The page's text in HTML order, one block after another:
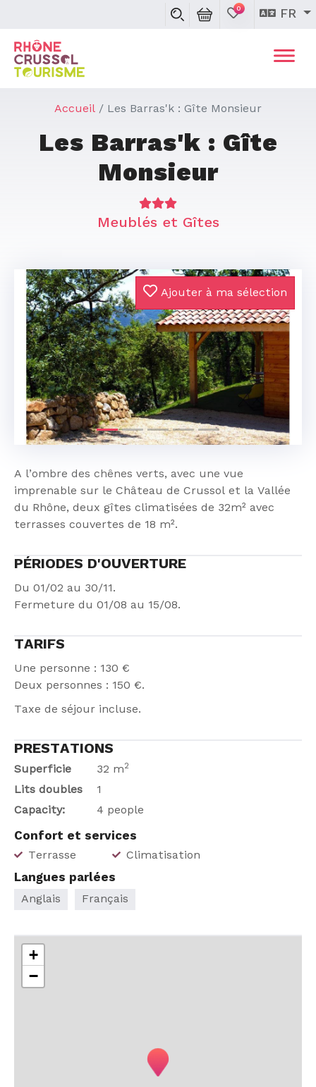
0 FR
Accueil Les Barras'k : Gîte Monsieur
Les Barras'k : Gîte
Monsieur
Meublés et Gîtes
Précédent
Ajouter à ma sélection
A l’ombre des chênes verts, avec une vue
imprenable sur le Château de Crussol et la Vallée
du Rhône, deux gîtes climatisées de 32m² avec
terrasses couvertes de 18 m².
PÉRIODES D'OUVERTURE
Du 01/02 au 30/11.
Fermeture du 01/08 au 15/08.
TARIFS
Une personne : 130 €
Deux personnes : 150 €.
Taxe de séjour incluse.
PRESTATIONS
Superficie 32 m2
Lits doubles
1
Capacity:
4 people
Confort et services
Terrasse Climatisation
Langues parlées
Anglais Français
+
−